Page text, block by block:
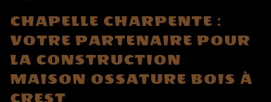
CHAPELLE CHARPENTE :
VOTRE PARTENAIRE POUR
LA CONSTRUCTION
MAISON OSSATURE BOIS À
CREST